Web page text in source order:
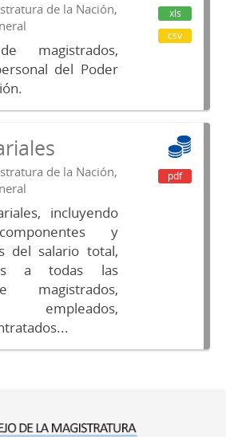
de la Nación,
magistrados,
del Poder
xls
csv
de la Nación,
incluyendo
y
del salario total,
a todas las
magistrados,
empleados,
pdf